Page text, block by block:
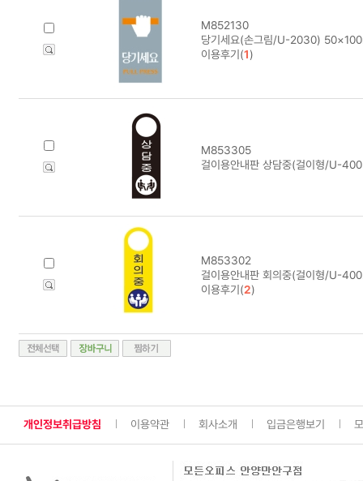
M852130
당기세요(손그림/U-2030)
이용후기(1)
M853305
걸이용안내판 상담중(걸이형/U-
M853302
걸이용안내판 회의중(걸이형/U-
이용후기(2)
개인정보취급방침 이용약관 회사소개 입금은행보기